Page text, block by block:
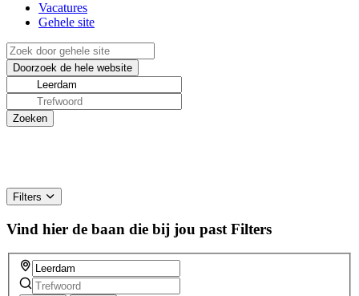
Vacatures
Gehele site
Filters
Vind hier de baan die bij jou past Filters